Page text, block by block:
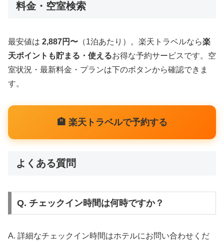
料金・空室検索
最安値は 2,887円〜 （1泊あたり）。楽天トラベルなら楽
天ポイントも貯まる・使えるお得な予約サービスです。空
室状況・最新料金・プランは下のボタンから確認できま
す。
🏨 楽天トラベルで予約する
よくある質問
Q. チェックイン時間は何時ですか？
A. 詳細なチェックイン時間はホテルにお問い合わせくだ